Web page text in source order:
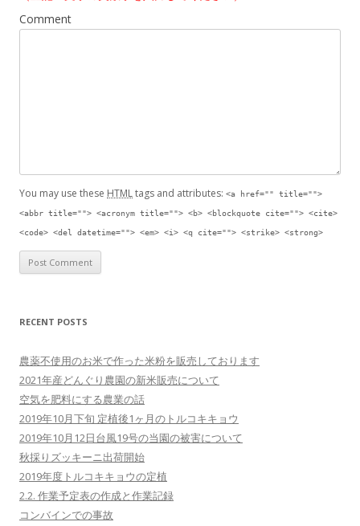
Comment
You may use these HTMLtags and attributes: <a href="" title="">
<abbr title=""> <acronym title=""> <b> <blockquote cite=""> <cite>
<code> <del datetime=""> <em> <i> <q cite=""> <strike> <strong>
RECENT POSTS
農薬不使用のお米で作った米粉を販売しております
2021年産どんぐり農園の新米販売について
空気を肥料にする農業の話
2019年10月下旬 定植後1ヶ月のトルコキキョウ
2019年10月12日台風19号の当園の被害について
秋採りズッキーニ出荷開始
2019年度トルコキキョウの定植
2.2. 作業予定表の作成と作業記録
コンバインでの事故